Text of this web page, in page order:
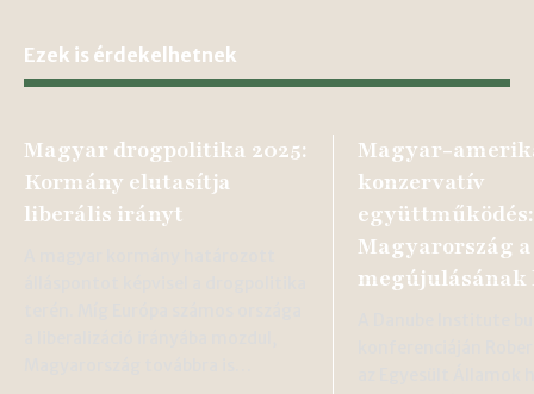
Ezek is érdekelhetnek
Magyar drogpolitika 2025:
Kormány elutasítja
liberális irányt
Magyar-
konzervatív
együttműködés:
Magyarország
megújulásának